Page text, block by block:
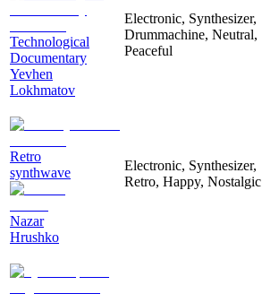
Technological
Documentary
Yevhen
Lokhmatov
Electronic, Synthesizer,
Drummachine, Neutral,
Peaceful
Retro
synthwave
Nazar
Hrushko
Electronic, Synthesizer,
Retro, Happy, Nostalgic